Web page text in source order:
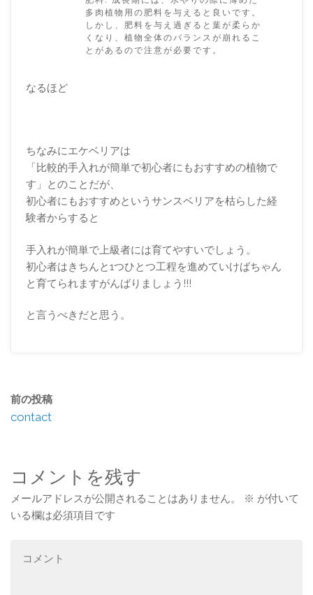
多肉植物用の肥料を与えると良いです。
しかし、肥料を与え過ぎると葉が柔らか
くなり、植物全体のバランスが崩れるこ
とがあるので注意が必要です。
なるほど
ちなみにエケベリアは
「比較的手入れが簡単で初心者にもおすすめの植物で
す」とのことだが、
初心者にもおすすめというサンスベリアを枯らした経
験者からすると
手入れが簡単で上級者には育てやすいでしょう。
初心者はきちんと1つひとつ工程を進めていけばちゃん
と育てられますがんばりましょう!!!
と言うべきだと思う。
前の投稿
contact
コメントを残す
メールアドレスが公開されることはありません。 ※ が付いて
いる欄は必須項目です